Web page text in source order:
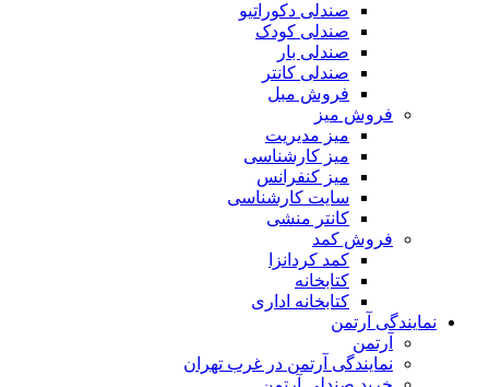
صندلی دکوراتیو
صندلی کودک
صندلی بار
صندلی کانتر
فروش مبل
فروش میز
میز مدیریت
میز کارشناسی
میز کنفرانس
سایت کارشناسی
کانتر منشی
فروش کمد
کمد کردانزا
کتابخانه
کتابخانه اداری
نمایندگی آرتمن
آرتمن
نمایندگی آرتمن در غرب تهران